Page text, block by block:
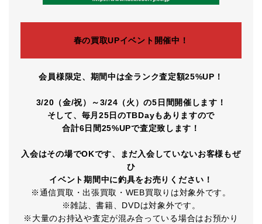
春の買取UPイベント開催中！
会員様限定、期間中は全ランク査定額25%UP！
3/20（金/祝）～3/24（火）の5日間開催します！
そして、毎月25日のTBDayもありますので
合計6日間25%UPで査定致します！
入会はその場でOKです、まだ入会していないお客様もぜ
ひ
イベント期間中に釣具をお売りください！
※通信買取・出張買取・WEB買取りは対象外です。
※雑誌、書籍、DVDは対象外です。
※大量のお持込や査定が混み合っている場合はお預かり